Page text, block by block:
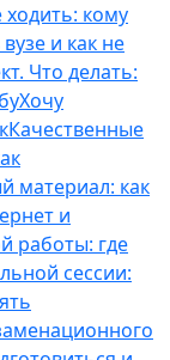
кому
и как не
Что делать:
Хочу
Качественные
материал: как
и
работы: где
сессии: